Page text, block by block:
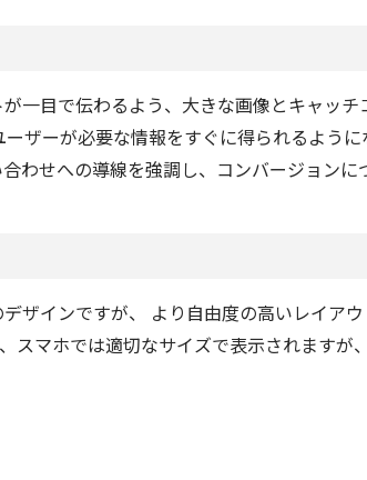
一目で伝わるよう、大きな画像とキャッチ
ザーが必要な情報をすぐに得られるように
わせへの導線を強調し、コンバージョンに
ザインですが、 より自由度の高いレイア
スマホでは適切なサイズで表示されますが